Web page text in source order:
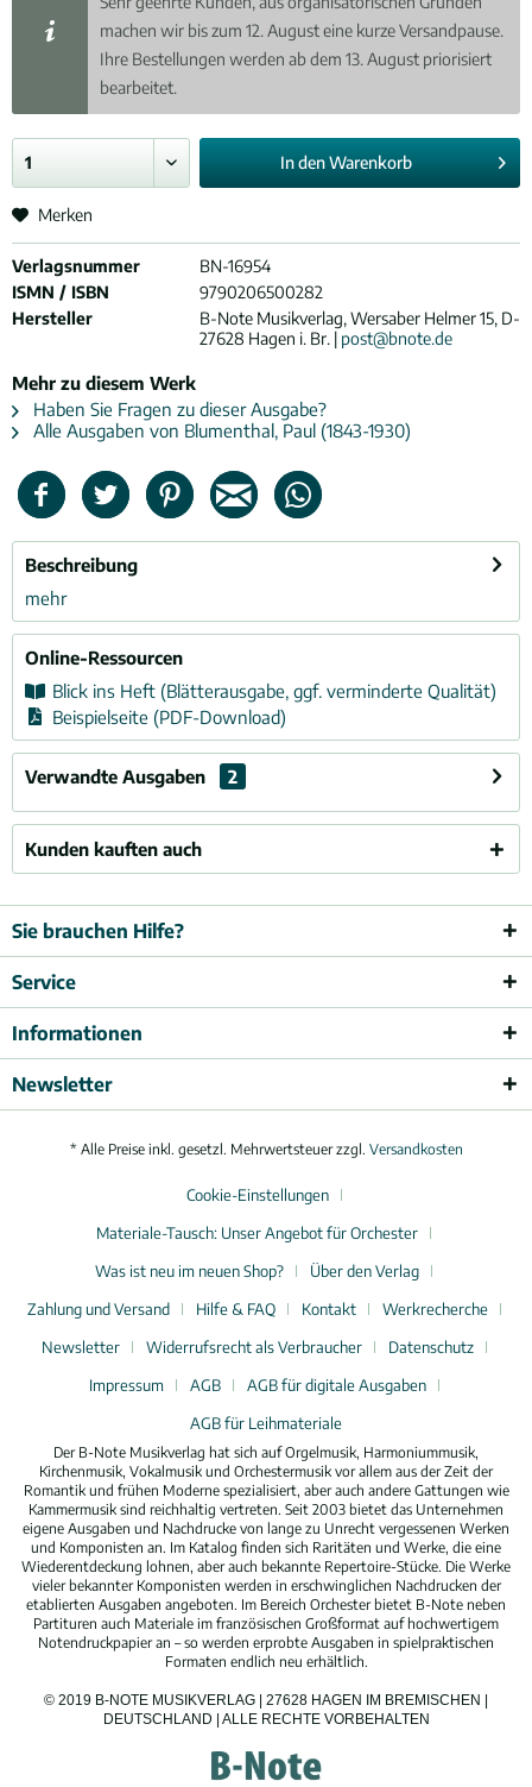
machen wir bis zum 12. August eine kurze Versandpause.
Ihre Bestellungen werden ab dem 13. August priorisiert
bearbeitet.
In denWarenkorb
Merken
Verlagsnummer
BN-16954
ISMN / ISBN
9790206500282
Hersteller
B-Note Musikverlag, Wersaber Helmer 15, D-
27628 Hagen i. Br. | post@bnote.de
Mehr zu diesem Werk
Haben Sie Fragen zu dieser Ausgabe?
Alle Ausgaben von Blumenthal, Paul (1843-1930)
Beschreibung
mehr
Online-Ressourcen
Blick ins Heft (Blätterausgabe, ggf. verminderte Qualität)
Beispielseite (PDF-Download)
Verwandte Ausgaben 2
Kunden kauften auch
Sie brauchen Hilfe?
Service
Informationen
Newsletter
* Alle Preise inkl. gesetzl. Mehrwertsteuer zzgl. Versandkosten
Cookie-Einstellungen
Materiale-Tausch: Unser Angebot für Orchester
Was ist neu im neuen Shop?
Über den Verlag
Zahlung und Versand
Hilfe & FAQ Kontakt
Werkrecherche
Newsletter
Widerrufsrecht als Verbraucher
Datenschutz
Impressum
AGB
AGB für digitale Ausgaben
AGB für Leihmateriale
Der B-Note Musikverlag hat sich auf Orgelmusik, Harmoniummusik,
Kirchenmusik, Vokalmusik und Orchestermusik vor allem aus der Zeit der
Romantik und frühen Moderne spezialisiert, aber auch andere Gattungen wie
Kammermusik sind reichhaltig vertreten. Seit 2003 bietet das Unternehmen
eigene Ausgaben und Nachdrucke von lange zu Unrecht vergessenen Werken
und Komponisten an. Im Katalog finden sich Raritäten und Werke, die eine
Wiederentdeckung lohnen, aber auch bekannte Repertoire-Stücke. Die Werke
vieler bekannter Komponisten werden in erschwinglichen Nachdrucken der
etablierten Ausgaben angeboten. Im Bereich Orchester bietet B-Note neben
Partituren auch Materiale im französischen Großformat auf hochwertigem
Notendruckpapier an – so werden erprobte Ausgaben in spielpraktischen
Formaten endlich neu erhältlich.
© 2019 B-NOTE MUSIKVERLAG | 27628 HAGEN IM BREMISCHEN |
DEUTSCHLAND | ALLE RECHTE VORBEHALTEN